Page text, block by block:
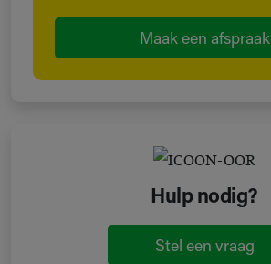
Maak een afspraak
Hulp nodig?
Stel een vraag